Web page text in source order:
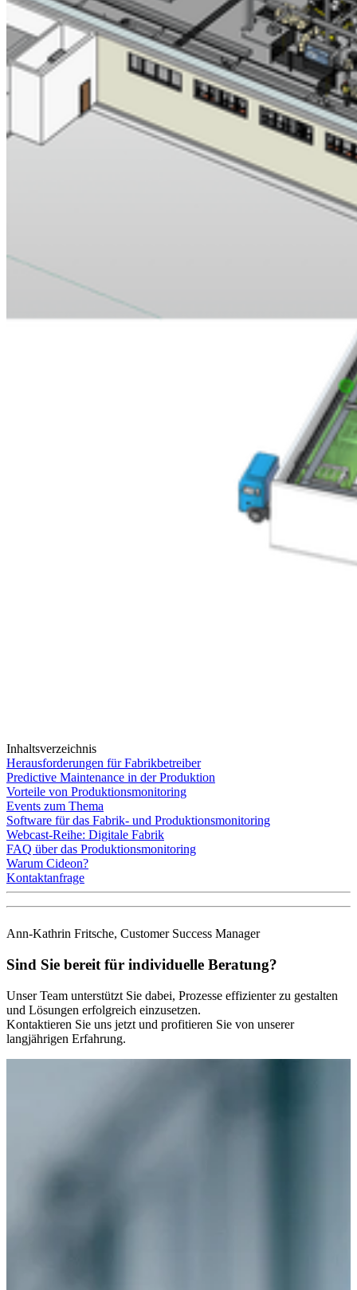
Inhaltsverzeichnis
Herausforderungen für Fabrikbetreiber
Predictive Maintenance in der Produktion
Vorteile von Produktionsmonitoring
Events zum Thema
Software für das Fabrik- und Produktionsmonitoring
Webcast-Reihe: Digitale Fabrik
FAQ über das Produktionsmonitoring
Warum Cideon?
Kontaktanfrage
Ann-Kathrin Fritsche, Customer Success Manager
Sind Sie bereit für individuelle Beratung?
Unser Team unterstützt Sie dabei, Prozesse effizienter zu gestalten
und Lösungen erfolgreich einzusetzen.
Kontaktieren Sie uns jetzt und profitieren Sie von unserer
langjährigen Erfahrung.